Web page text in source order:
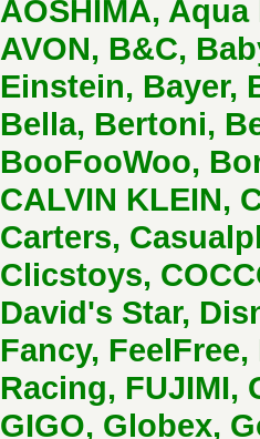
AOSHIMA,
AVON, B&C,
Einstein, Bayer,
Bella, Bertoni,
BooFooWoo,
CALVIN KLEIN,
Carters,
Clicstoys,
David's Star,
Fancy,
Racing, FUJIMI,
GIGO, Globex,